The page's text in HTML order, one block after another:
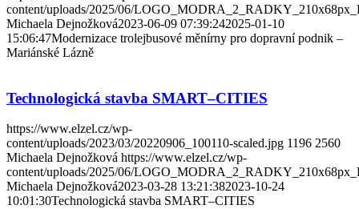
content/uploads/2025/06/
Michaela Dejnožková2023-06-09 07:39:242025-01-10
15:06:47Modernizace trolejbusové měnírny pro dopravní podnik –
Mariánské Lázně
Technologická stavba SMART–CITIES
https://www.elzel.cz/wp-
content/uploads/2023/03/20220906_100110-scaled.jpg 1196 2560
Michaela Dejnožková https://www.elzel.cz/wp-
content/uploads/2025/06/
Michaela Dejnožková2023-03-28 13:21:382023-10-24
10:01:30Technologická stavba SMART–CITIES